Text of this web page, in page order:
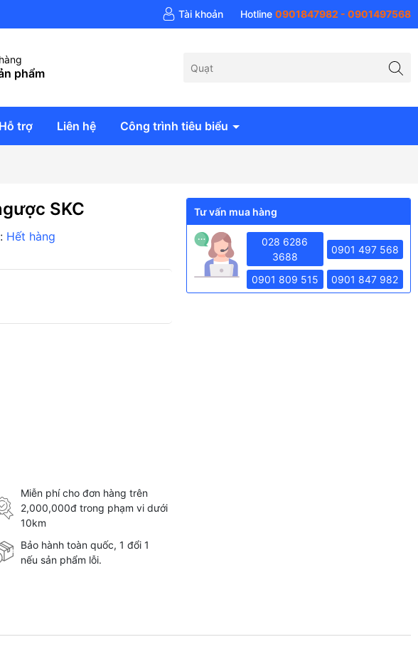
giải pháp không khí Anh Huy - AH Air
Tài khoản Hotline 0901847982 - 0901497568
phẩm
Hỗ trợ Liên hệ Công trình tiêu biểu
SKC
Hết hàng
Miễn phí cho đơn hàng trên
2,000,000đ trong phạm vi dưới
10km
Bảo hành toàn quốc, 1 đổi 1
nếu sản phẩm lỗi.
Tư vấn mua hàng
028 6286
3688
0901 497 568
0901 809 515 0901 847 982